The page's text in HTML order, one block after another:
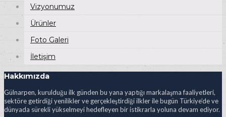
Vizyonumuz
Ürünler
Foto Galeri
İletişim
Hakkımızda
Gülnarpen, kurulduğu ilk günden bu yana yaptığı markalaşma faaliyetleri,
sektöre getirdiği yenilikler ve gerçekleştirdiği ilkler ile bugün Türkiye’de ve
dünyada sürekli yükselmeyi hedefleyen bir istikrarla yoluna devam ediyor.